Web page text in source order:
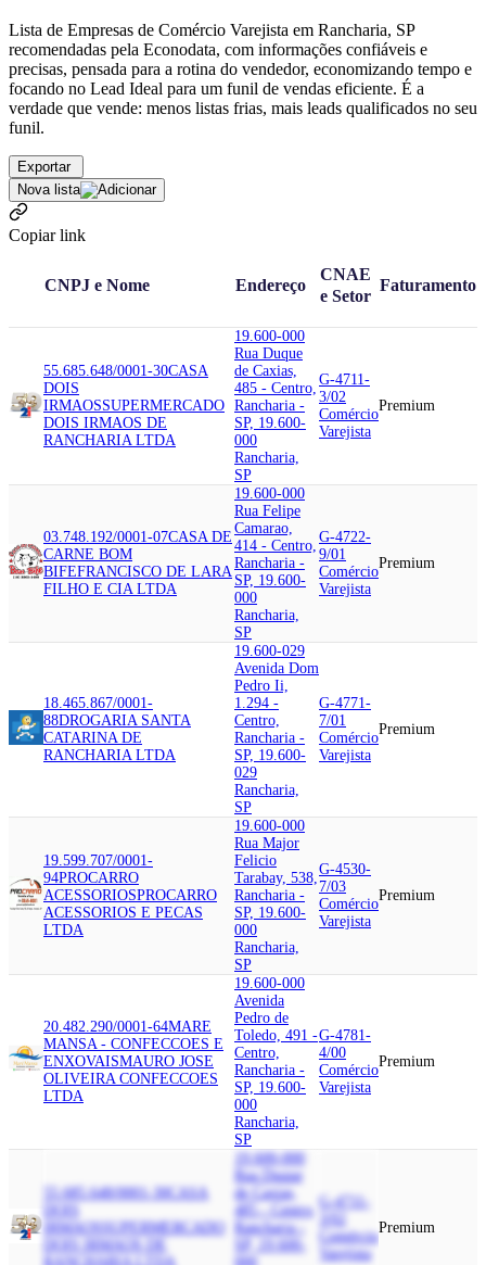
Lista de Empresas de Comércio Varejista em Rancharia, SP
recomendadas pela Econodata, com informações confiáveis e
precisas, pensada para a rotina do vendedor, economizando tempo e
focando no Lead Ideal para um funil de vendas eficiente. É a
verdade que vende: menos listas frias, mais leads qualificados no seu
funil.
Exportar
Nova lista
Copiar link
CNPJ e Nome Endereço
CNAE
e Setor
Faturamento
55.685.648/0001-30CASA
DOIS
IRMAOSSUPERMERCADO
DOIS IRMAOS DE
RANCHARIA LTDA
19.600-000
Rua Duque
de Caxias,
485 - Centro,
Rancharia -
SP, 19.600-
000
Rancharia,
SP
G-4711-
3/02
Comércio
Varejista
Premium
03.748.192/0001-07CASA DE
CARNE BOM
BIFEFRANCISCO DE LARA
FILHO E CIA LTDA
19.600-000
Rua Felipe
Camarao,
414 - Centro,
Rancharia -
SP, 19.600-
000
Rancharia,
SP
G-4722-
9/01
Comércio
Varejista
Premium
18.465.867/0001-
88DROGARIA SANTA
CATARINA DE
RANCHARIA LTDA
19.600-029
Avenida Dom
Pedro Ii,
1.294 -
Centro,
Rancharia -
SP, 19.600-
029
Rancharia,
SP
G-4771-
7/01
Comércio
Varejista
Premium
19.599.707/0001-
94PROCARRO
ACESSORIOSPROCARRO
ACESSORIOS E PECAS
LTDA
19.600-000
Rua Major
Felicio
Tarabay, 538,
Rancharia -
SP, 19.600-
000
Rancharia,
SP
G-4530-
7/03
Comércio
Varejista
Premium
20.482.290/0001-64MARE
MANSA - CONFECCOES E
ENXOVAISMAURO JOSE
OLIVEIRA CONFECCOES
LTDA
19.600-000
Avenida
Pedro de
Toledo, 491 -
Centro,
Rancharia -
SP, 19.600-
000
Rancharia,
SP
G-4781-
4/00
Comércio
Varejista
Premium
55.685.648/0001-30CASA
IRMAOSSUPERMERCADO
DOIS IRMAOS DE
19.600-000
Rua Duque
de Caxias,
485 - Centro,
Rancharia -
SP, 19.600-
G-4711-
Comércio
Varejista
Premium